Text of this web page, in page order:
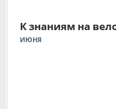
К знаниям на
ИЮНЯ